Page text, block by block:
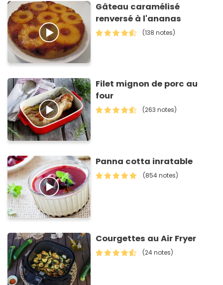
Gâteau caramélisé
renversé à l'ananas
(138 notes)
Filet mignon de porc au
four
(263 notes)
Panna cotta inratable
(854 notes)
Courgettes au Air Fryer
(24 notes)